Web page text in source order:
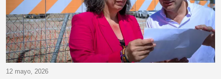
12 mayo, 2026